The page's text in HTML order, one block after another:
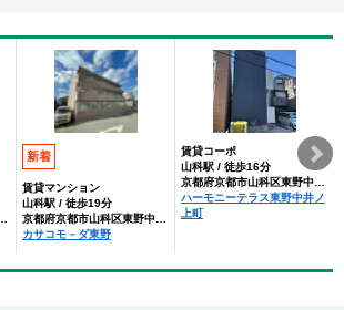
新着
賃貸マンション
山科駅 / 徒歩19分
カサコモ－ダ東野
賃貸コーポ
山科駅 / 徒歩16分
ハーモニーテラス東野中井ノ
上町